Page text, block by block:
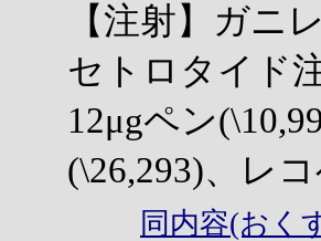
【注射】ガニ
セトロタイド
12μgペン
(\26,293)、レ
同内容(おく